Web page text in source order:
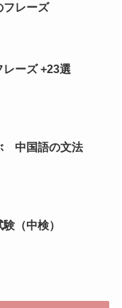
フレーズ
ーズ +23選
中国語の文法
（中検）